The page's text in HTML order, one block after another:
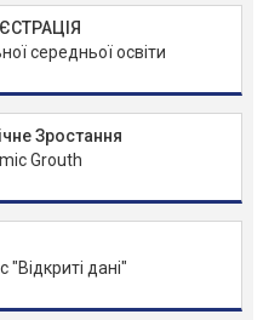
середньої освіти
Зростання
Grouth
"Відкриті дані"